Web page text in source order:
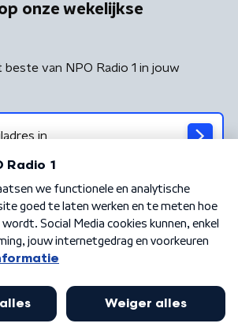
onze wekelijkse
beste van NPO Radio 1 in jouw